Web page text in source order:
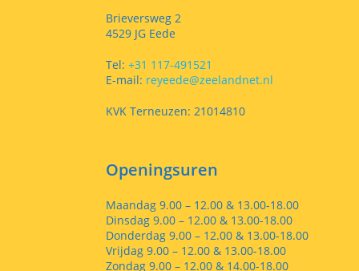
Brieversweg 2
4529 JG Eede
Tel: +31 117-491521
E-mail: reyeede@zeelandnet.nl
KVK Terneuzen: 21014810
Openingsuren
Maandag 9.00 – 12.00 & 13.00-18.00
Dinsdag 9.00 – 12.00 & 13.00-18.00
Donderdag 9.00 – 12.00 & 13.00-18.00
Vrijdag 9.00 – 12.00 & 13.00-18.00
Zondag 9.00 – 12.00 & 14.00-18.00